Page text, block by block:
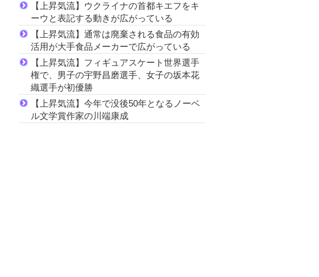
【上昇気流】ウクライナの首都キエフをキ
ーウと表記する動きが広がっている
【上昇気流】通常は廃棄される食品の有効
活用が大手食品メーカーで広がっている
【上昇気流】フィギュアスケート世界選手
権で、男子の宇野昌磨選手、女子の坂本花
織選手が初優勝
【上昇気流】今年で没後50年となるノーベ
ル文学賞作家の川端康成